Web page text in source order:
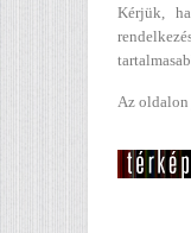
Kérjük,
Az oldalon